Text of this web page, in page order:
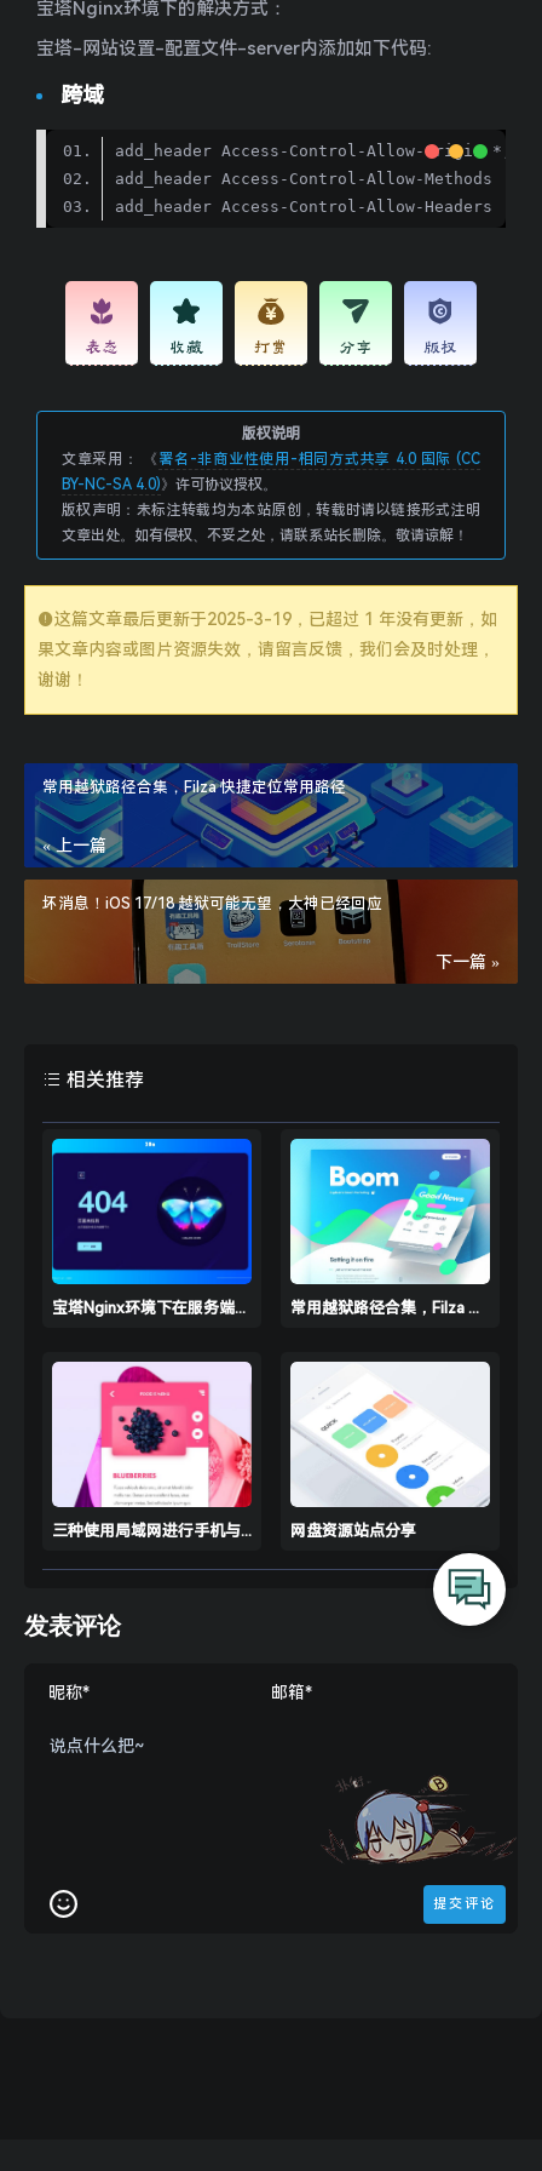
宝塔Nginx环境下的解决方式：
宝塔-网站设置-配置文件-server内添加如下代码:
跨域
add_header Access-Control-Allow-Methods
add_header Access-Control-Allow-Headers
表态 收藏 打赏 分享 版权
版权说明
文章采用： 《 署名-非商业性使用-相同方式共享 4.0 国际 (CC
BY-NC-SA 4.0)》许可协议授权。
版权声明：未标注转载均为本站原创，转载时请以链接形式注明
文章出处。如有侵权、不妥之处，请联系站长删除。敬请谅解！
这篇文章最后更新于2025-3-19 ，已超过 1 年没有更新，如
果文章内容或图片资源失效，请留言反馈，我们会及时处理，
谢谢！
常用越狱路径合集，Filza 快捷定位常用路径
« 上一篇
坏消息！iOS 17/18 越狱可能无望，大神已经回应
下一篇 »
相关推荐
宝塔Nginx环境下在服务端解决跨域问题(No 'Access-Control-Allow-
常用越狱路径合集，Filza 快捷定位
三种使用局域网进行手机与电脑（笔记本）连接的方式
网盘资源站点分享
发表评论